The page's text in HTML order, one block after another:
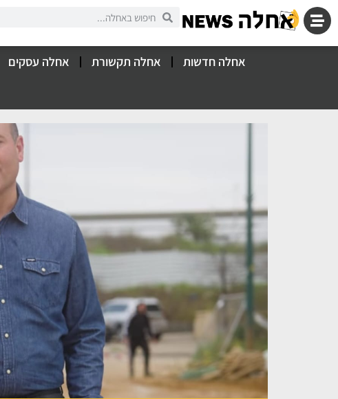
אחלה חדשות אחלה תקשורת אחלה עסקים